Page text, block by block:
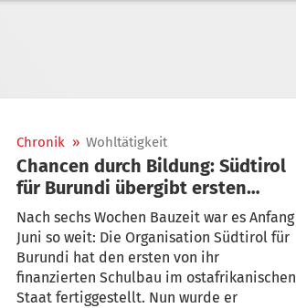
Chronik » Wohltätigkeit
Chancen durch Bildung: Südtirol
für Burundi übergibt ersten
Schulbau
Nach sechs Wochen Bauzeit war es Anfang
Juni so weit: Die Organisation Südtirol für
Burundi hat den ersten von ihr
finanzierten Schulbau im ostafrikanischen
Staat fertiggestellt. Nun wurde er